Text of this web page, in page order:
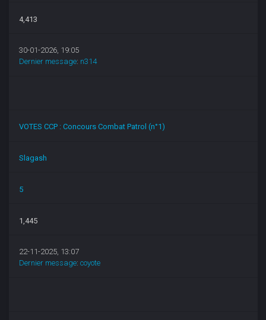
4,413
30-01-2026, 19:05
Dernier message: n314
VOTES CCP : Concours Combat Patrol (n°1)
Slagash
5
1,445
22-11-2025, 13:07
Dernier message:coyote